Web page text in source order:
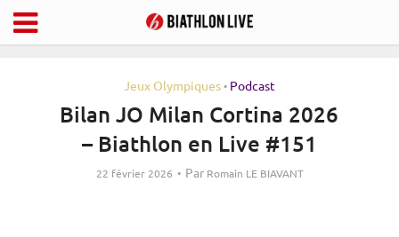
Jeux Olympiques• Podcast
Bilan JO Milan Cortina 2026
– Biathlon en Live #151
22 février 2026 Par Romain LE BIAVANT